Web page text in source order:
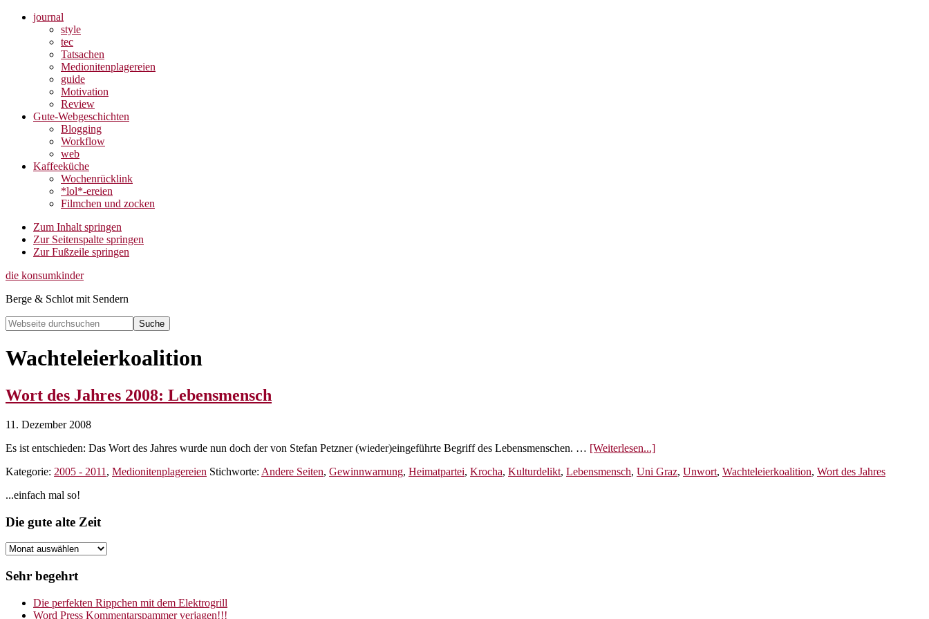
journal
style
tec
Tatsachen
Medionitenplagereien
guide
Motivation
Review
Gute-Webgeschichten
Blogging
Workflow
web
Kaffeeküche
Wochenrücklink
*lol*-ereien
Filmchen und zocken
Zum Inhalt springen
Zur Seitenspalte springen
Zur Fußzeile springen
die konsumkinder
Berge & Schlot mit Sendern
Webseite
durchsuchen
Search
Wachteleierkoalition
Wort des Jahres 2008: Lebensmensch
11. Dezember 2008
Es ist entschieden: Das Wort des Jahres wurde nun doch der von Stefan Petzner (wieder)eingeführte Begriff des Lebensmenschen. … [Weiterlesen...]ÜberWort
Jahres
Kategorie: 2005 - 2011 , Medionitenplagereien Stichworte: Andere Seiten, Gewinnwarnung, Heimatpartei, Krocha, Kulturdelikt, Lebensmensch, Uni Graz, Unwort, Wachteleierkoalition, Wort des Jahres
Seitenspalte
...einfach mal so!
Footer
Die gute alte Zeit
Die
alte
Sehr begehrt
Die perfekten Rippchen mit dem Elektrogrill
Word Press Kommentarspammer verjagen!!!